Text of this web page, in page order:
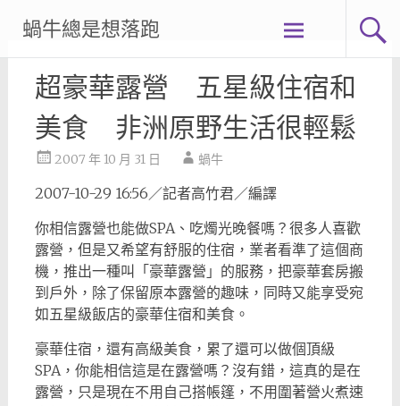
content
蝸牛總是想落跑
超豪華露營 五星級住宿和
美食 非洲原野生活很輕鬆
2007 年 10 月 31 日 蝸牛
2007-10-29 16:56／記者高竹君／編譯
你相信露營也能做SPA、吃燭光晚餐嗎？很多人喜歡
露營，但是又希望有舒服的住宿，業者看準了這個商
機，推出一種叫「豪華露營」的服務，把豪華套房搬
到戶外，除了保留原本露營的趣味，同時又能享受宛
如五星級飯店的豪華住宿和美食。
豪華住宿，還有高級美食，累了還可以做個頂級
SPA，你能相信這是在露營嗎？沒有錯，這真的是在
露營，只是現在不用自己搭帳篷，不用圍著營火煮速